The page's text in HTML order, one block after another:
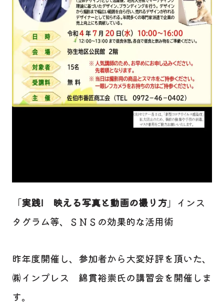
「実践! 映える写真と動画の撮り方」インス
タグラム等、ＳＮＳの効果的な活用術
昨年度開催し、参加者から大変好評を頂いた、
㈱インプレス 綿貫裕崇氏の講習会を開催しま
す。